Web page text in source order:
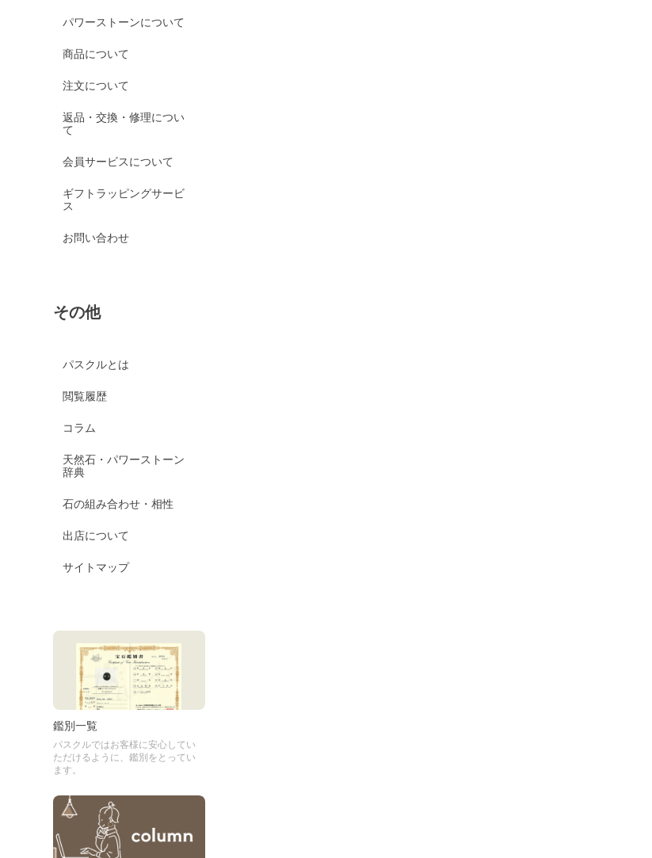
パワーストーンについて
商品について
注文について
返品・交換・修理につい
て
会員サービスについて
ギフトラッピングサービ
ス
お問い合わせ
その他
パスクルとは
閲覧履歴
コラム
天然石・パワーストーン
辞典
石の組み合わせ・相性
出店について
サイトマップ
鑑別一覧
パスクルではお客様に安心してい
ただけるように、鑑別をとってい
ます。